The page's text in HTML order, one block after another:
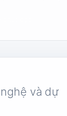
và dự